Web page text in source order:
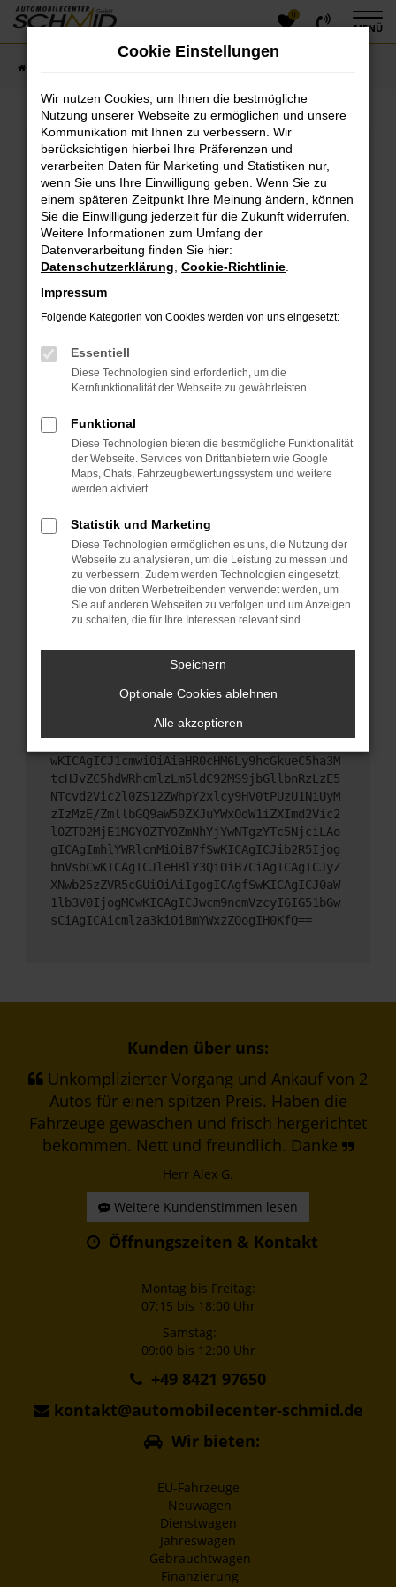
Zum
Hauptinhalt
0
MENÜ
Fehler: Network Error
Beim Laden ist ein Fehler aufgetreten.
Hier sind ein paar Tipps, die dir helfen können:
Überprüfe deine Firewall und deine
Internetverbindung.
Laden andere Webseiten, zum Beispiel deine
Suchmaschine?
Prüfe deine Browsererweiterungen.
das Laden bestimmter Seiten verhindern.
Funktioniert die Seite in einem anderen Browser
oder in einem privaten Fenster?
Das kann manchmal helfen, vorübergehende
Probleme zu beheben.
Stelle sicher, dass dein Browser und dein
Betriebssystem auf dem neuesten Stand sind.
Sicherheitsrisiko, sondern kann auch dazu führen,
dass bestimmte Funktionen nicht mehr
unterstützt werden.
Wende dich an den Webseitenbetreiber.
Wenn du alle oben genannten Schritte versucht
hast, kontaktiere uns bitte. Wir werden versuchen,
das Problem zu beheben. Du kannst uns diesen
Text schicken, um uns bei der Fehlersuche zu
unterstützen:
ewogICJuYW1lIjogIk5ldHdvcmtFcnJvciIsCiAgI
mNvbmZpZyI6IHsKICAgICJtZXRob2QiOiAiR0VUIi
wKICAgICJ1cmwiOiAiaHR0cHM6Ly9hcGkueC5ha3M
tcHJvZC5hdWRhcmlzLm5ldC92MS9jbGllbnRzLzE5
NTcvd2Vic2l0ZS12ZWhpY2xlcy9HV0tPUzU1NiUyM
zIzMzE/ZmllbGQ9aW50ZXJuYWxOdW1iZXImd2Vic2
l0ZT02MjE1MGY0ZTY0ZmNhYjYwNTgzYTc5NjciLAo
gICAgImhlYWRlcnMiOiB7fSwKICAgICJib2R5Ijog
bnVsbCwKICAgICJleHBlY3QiOiB7CiAgICAgICJyZ
XNwb25zZVR5cGUiOiAiIgogICAgfSwKICAgICJ0aW
1lb3V0IjogMCwKICAgICJwcm9ncmVzcyI6IG51bGw
sCiAgICAicmlza3kiOiBmYWxzZQogIH0KfQ==
Kunden über uns:
Unkomplizierter Vorgang und Ankauf von 2
Autos für einen spitzen Preis. Haben die
Fahrzeuge gewaschen und frisch hergerichtet
bekommen. Nett und freundlich. Danke
Herr Alex G.
Weitere Kundenstimmen lesen
Öffnungszeiten & Kontakt
Montag bis Freitag:
07:15 bis 18:00 Uhr
Samstag:
09:00 bis 12:00 Uhr
+49 8421 97650
kontakt@automobilecenter-schmid.de
Wir bieten:
EU-Fahrzeuge
Neuwagen
Dienstwagen
Jahreswagen
Gebrauchtwagen
Finanzierung
Cookie Einstellungen
Wir nutzen Cookies, um Ihnen die bestmögliche
Nutzung unserer Webseite zu ermöglichen und unsere
Kommunikation mit Ihnen zu verbessern. Wir
berücksichtigen hierbei Ihre Präferenzen und
verarbeiten Daten für Marketing und Statistiken nur,
wenn Sie uns Ihre Einwilligung geben. Wenn Sie zu
einem späteren Zeitpunkt Ihre Meinung ändern, können
Sie die Einwilligung jederzeit für die Zukunft widerrufen.
Weitere Informationen zum Umfang der
Datenverarbeitung finden Sie hier:
Datenschutzerklärung Cookie-Richtlinie
Impressum
Folgende Kategorien von Cookies werden von uns eingesetzt:
Essentiell
Diese Technologien sind erforderlich, um die
Kernfunktionalität der Webseite zu gewährleisten.
Funktional
Diese Technologien bieten die bestmögliche Funktionalität
der Webseite. Services von Drittanbietern wie Google
Maps, Chats, Fahrzeugbewertungssystem und weitere
werden aktiviert.
Statistik und Marketing
Diese Technologien ermöglichen es uns, die Nutzung der
Webseite zu analysieren, um die Leistung zu messen und
zu verbessern. Zudem werden Technologien eingesetzt,
die von dritten Werbetreibenden verwendet werden, um
Sie auf anderen Webseiten zu verfolgen und um Anzeigen
zu schalten, die für Ihre Interessen relevant sind.
Speichern
Optionale Cookies ablehnen
Alle akzeptieren